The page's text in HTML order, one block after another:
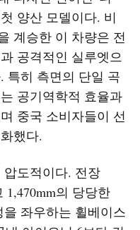
양산 모델이다. 비
계승한 이 차량은 전
공격적인 실루엣으
특히 측면의 단일 곡
공기역학적 효율과
중국 소비자들이 선
했다.
도적이다. 전장
1,470mm의 당당한
좌우하는 휠베이스